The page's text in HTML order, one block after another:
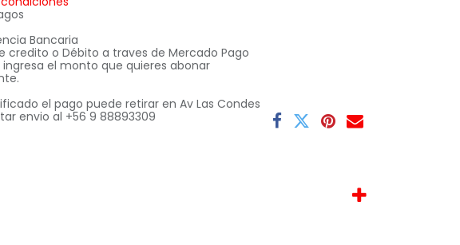
Bancaria
credito o Débito a traves de Mercado Pago
ingresa el monto que quieres abonar
el pago puede retirar en Av Las Condes
envio al +56 9 88893309